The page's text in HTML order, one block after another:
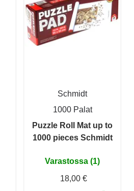
Schmidt
1000 Palat
Puzzle Roll Mat up to
1000 pieces Schmidt
Varastossa (1)
18,00 €